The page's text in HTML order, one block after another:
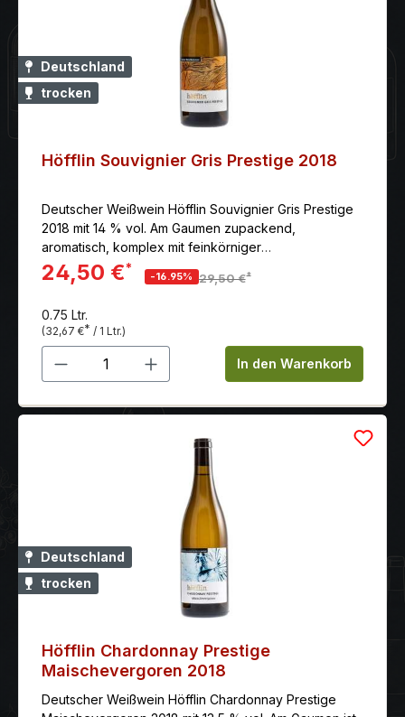
Deutschland
trocken
Höfflin Souvignier Gris Prestige 2018
Deutscher Weißwein Höfflin Souvignier Gris Prestige
2018 mit 14 % vol. Am Gaumen zupackend,
aromatisch, komplex mit feinkörniger
Gerbstoffstruktur und angenehmer Viskosität. Klingt
mit einem Hauch von pflückfrischen Himbeeren aus.
Bernsteinfarben leuchtet der Wein im Glas. Das Bukett
beeindruckt mit seinem Aromenreichtum: der Bogen
ist gespannt von frischer Muskatnuss, Nelken,
kandierten Zitrusfrüchten, Marzipan, bis hin zu
24,50 €*
-16.95% 29,50 €*
0.75 Ltr.
(32,67 €* / 1 Ltr.)
Produkt Anzahl: Gib denIn den Warenkorb
Deutschland
trocken
Höfflin Chardonnay Prestige
Maischevergoren 2018
Deutscher Weißwein Höfflin Chardonnay Prestige